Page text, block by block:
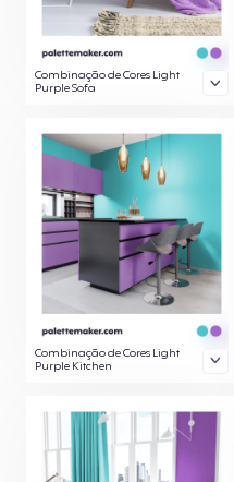
Combinação de Cores Light
Purple Sofa
Combinação de Cores Light
Purple Kitchen